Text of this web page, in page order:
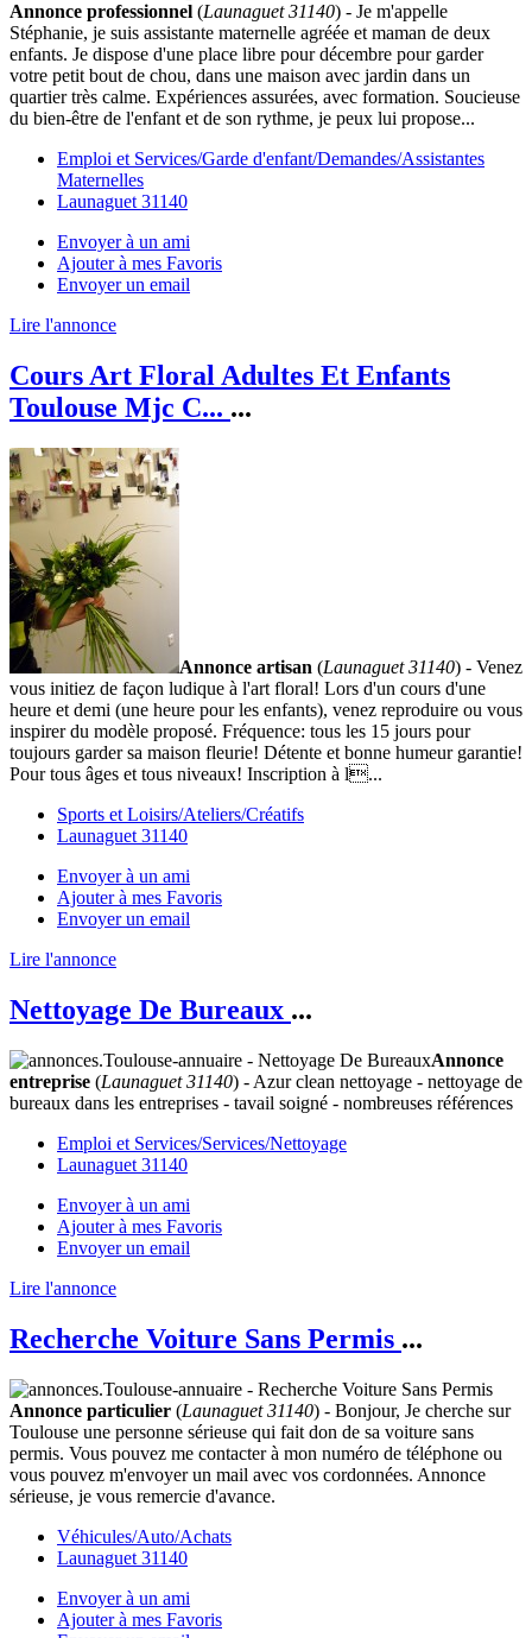
Annonce professionnel (Launaguet 31140) - Je m'appelle
Stéphanie, je suis assistante maternelle agréée et maman de deux
enfants. Je dispose d'une place libre pour décembre pour garder
votre petit bout de chou, dans une maison avec jardin dans un
quartier très calme. Expériences assurées, avec formation. Soucieuse
du bien-être de l'enfant et de son rythme, je peux lui propose...
Emploi et Services/Garde d'enfant/Demandes/Assistantes
Maternelles
Launaguet 31140
Envoyer à un ami
Ajouter à mes Favoris
Envoyer un email
Lire l'annonce
Cours Art Floral Adultes Et Enfants
Toulouse Mjc C... ...
Annonce artisan (Launaguet 31140) - Venez
vous initiez de façon ludique à l'art floral! Lors d'un cours d'une
heure et demi (une heure pour les enfants), venez reproduire ou vous
inspirer du modèle proposé. Fréquence: tous les 15 jours pour
toujours garder sa maison fleurie! Détente et bonne humeur garantie!
Pour tous âges et tous niveaux! Inscription à l...
Sports et Loisirs/Ateliers/Créatifs
Launaguet 31140
Envoyer à un ami
Ajouter à mes Favoris
Envoyer un email
Lire l'annonce
Nettoyage De Bureaux ...
Annonce
entreprise (Launaguet 31140) - Azur clean nettoyage - nettoyage de
bureaux dans les entreprises - tavail soigné - nombreuses références
Emploi et Services/Services/Nettoyage
Launaguet 31140
Envoyer à un ami
Ajouter à mes Favoris
Envoyer un email
Lire l'annonce
Recherche Voiture Sans Permis ...
Annonce particulier (Launaguet 31140) - Bonjour, Je cherche sur
Toulouse une personne sérieuse qui fait don de sa voiture sans
permis. Vous pouvez me contacter à mon numéro de téléphone ou
vous pouvez m'envoyer un mail avec vos cordonnées. Annonce
sérieuse, je vous remercie d'avance.
Véhicules/Auto/Achats
Launaguet 31140
Envoyer à un ami
Ajouter à mes Favoris